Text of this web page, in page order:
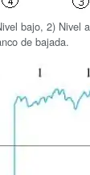
bajo, 2) Nivel
de bajada.